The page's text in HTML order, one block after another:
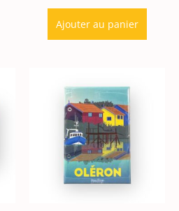
Ajouter au panier